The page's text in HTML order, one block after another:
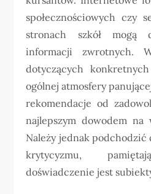
społecznościowych czy
stronach szkół mogą
informacji zwrotnych.
dotyczących
ogólnej atmosfery
rekomendacje od
najlepszym dowodem na
Należy jednak podchodzić
krytycyzmu,
doświadczenie jest